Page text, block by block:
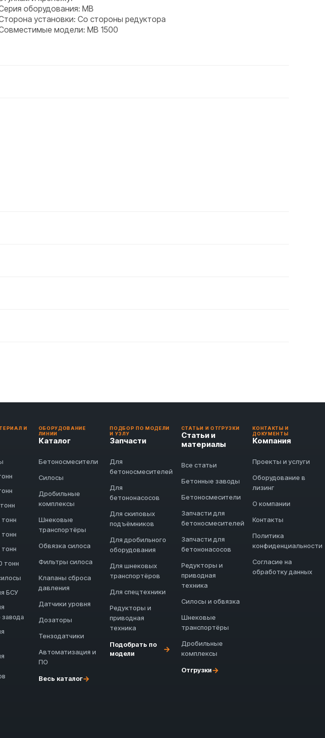
оборудования: MB
установки: Со стороны редуктора
модели: MB 1500
И
тонн
БСУ
завода
ОБОРУДОВАНИЕ
ЛИНИИ
Каталог
Бетоносмесители
Силосы
Дробильные
комплексы
Шнековые
транспортёры
Обвязка силоса
Фильтры силоса
Клапаны сброса
давления
Датчики уровня
Дозаторы
Тензодатчики
Автоматизация и
ПО
Весь каталог→
ПОДБОР ПО МОДЕЛИ
И УЗЛУ
Запчасти
Для
бетоносмесителей
Для
бетононасосов
Для скиповых
подъёмников
Для дробильного
оборудования
Для шнековых
транспортёров
Для спецтехники
Редукторы и
приводная
техника
Подобрать по
модели
→
СТАТЬИ И ОТГРУЗКИ
Статьи и
материалы
Все статьи
Бетонные заводы
Бетоносмесители
Запчасти для
бетоносмесителей
Запчасти для
бетононасосов
Редукторы и
приводная
техника
Силосы и обвязка
Шнековые
транспортёры
Дробильные
комплексы
Отгрузки→
КОНТАКТЫ И
ДОКУМЕНТЫ
Компания
Проекты и услуги
Оборудование в
лизинг
О компании
Контакты
Политика
конфиденциальности
Согласие на
обработку данных